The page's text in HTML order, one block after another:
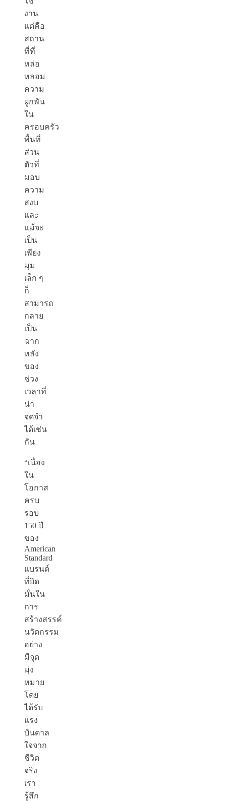
งาน
แต่คือ
สถาน
ที่ที่
หล่อ
หลอม
ความ
ผูกพัน
ใน
ครอบครัว
พื้นที่
ส่วน
ตัวที่
มอบ
ความ
สงบ
และ
แม้จะ
เป็น
เพียง
มุม
เล็ก ๆ
ก็
สามารถ
กลาย
เป็น
ฉาก
หลัง
ของ
ช่วง
เวลาที่
น่า
จดจำ
ได้เช่น
กัน
“เนื่อง
ใน
โอกาส
ครบ
รอบ
150 ปี
ของ
American
Standard
แบรนด์
ที่ยึด
มั่นใน
การ
สร้างสรรค์
นวัตกรรม
อย่าง
มีจุด
มุ่ง
หมาย
โดย
ได้รับ
แรง
บันดาล
ใจจาก
ชีวิต
จริง
เรา
รู้สึก